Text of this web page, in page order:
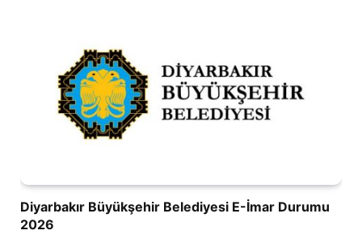
Diyarbakır Büyükşehir Belediyesi E-İmar Durumu
2026